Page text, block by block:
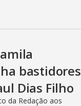
bastidores
Dias Filho
da Redação aos